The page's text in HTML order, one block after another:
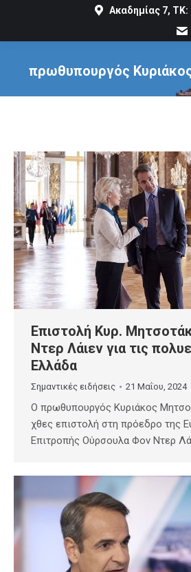
Ακαδημίας 7, ΤΚ:
πρωθυπουργός
You
Επιστολή Κυρ.
Ντερ Λάιεν για τις
Ελλάδα
Σημαντικές ειδήσεις 21 Μαΐου, 2024
Ο πρωθυπουργός Κυριάκος
χθες επιστολή στη πρόεδρο της
Επιτροπής Ούρσουλα Φον Ντερ